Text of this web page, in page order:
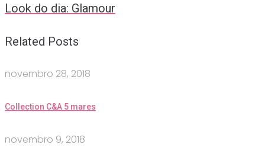
Look do dia: Glamour
Related Posts
novembro 28, 2018
Collection C&A 5 mares
novembro 9, 2018